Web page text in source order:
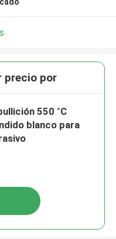
precio por
550 °C
blanco para